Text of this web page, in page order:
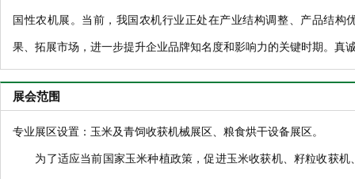
国性农机展。当前，我国农机行业正处在产业结构调整、产品结构
果、拓展市场，进一步提升企业品牌知名度和影响力的关键时期。真
展会范围
专业展区设置：玉米及青饲收获机械展区、粮食烘干设备展区。
为了适应当前国家玉米种植政策，促进玉米收获机、籽粒收获机